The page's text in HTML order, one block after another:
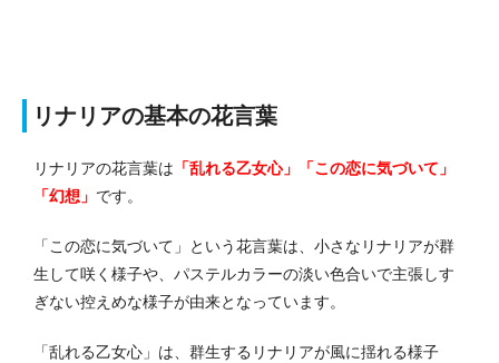
リナリアの基本の花言葉
リナリアの花言葉は 「乱れる乙女心」「この恋に気づいて」
「幻想」 です。
「この恋に気づいて」という花言葉は、小さなリナリアが群
生して咲く様子や、パステルカラーの淡い色合いで主張しす
ぎない控えめな様子が由来となっています。
「乱れる乙女心」は、群生するリナリアが風に揺れる様子